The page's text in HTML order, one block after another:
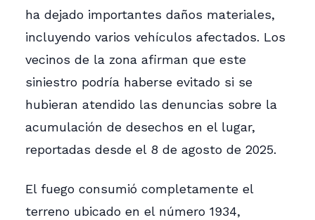
ha dejado importantes daños materiales,
incluyendo varios vehículos afectados. Los
vecinos de la zona afirman que este
siniestro podría haberse evitado si se
hubieran atendido las denuncias sobre la
acumulación de desechos en el lugar,
reportadas desde el 8 de agosto de 2025.
El fuego consumió completamente el
terreno ubicado en el número 1934,